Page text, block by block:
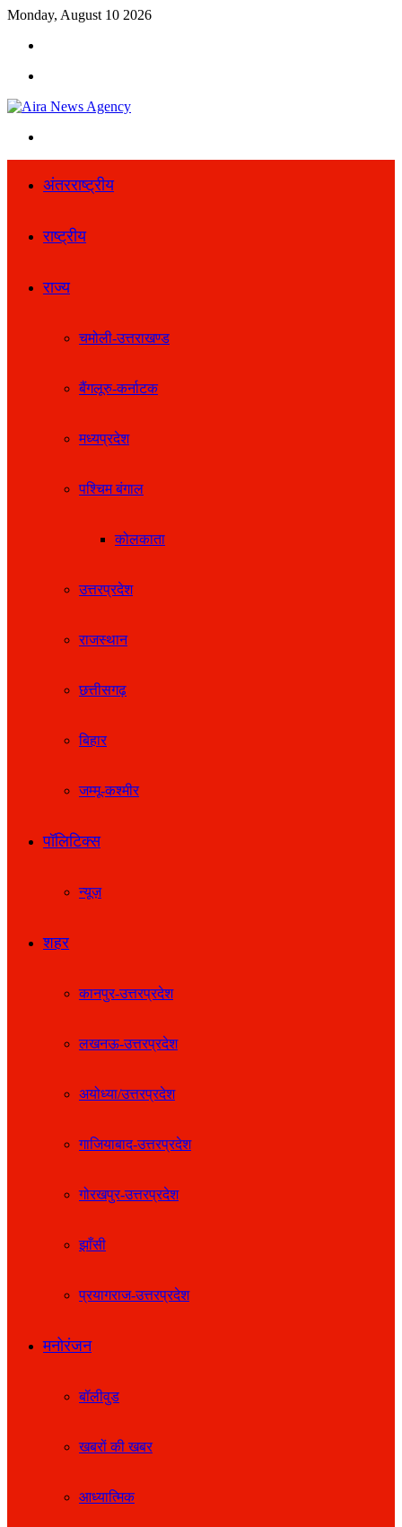
Monday, August 10 2026
अंतरराष्ट्रीय
राष्ट्रीय
राज्य
चमोली-उत्तराखण्ड
बैंगलूरु-कर्नाटक
मध्यप्रदेश
पश्चिम बंगाल
कोलकाता
उत्तरप्रदेश
राजस्थान
छत्तीसगढ़
बिहार
जम्मू-कश्मीर
पॉलिटिक्स
न्यूज़
शहर
कानपुर-उत्तरप्रदेश
लखनऊ-उत्तरप्रदेश
अयोध्या/उत्तरप्रदेश
गाजियाबाद-उत्तरप्रदेश
गोरखपुर-उत्तरप्रदेश
झाँसी
प्रयागराज-उत्तरप्रदेश
मनोरंजन
बॉलीवुड
खबरों की खबर
आध्यात्मिक